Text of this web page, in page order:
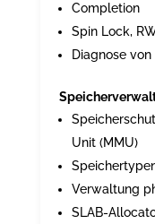
Completion
Spin Lock,
Diagnose
Unit (MMU)
Verwaltung
SLAB-